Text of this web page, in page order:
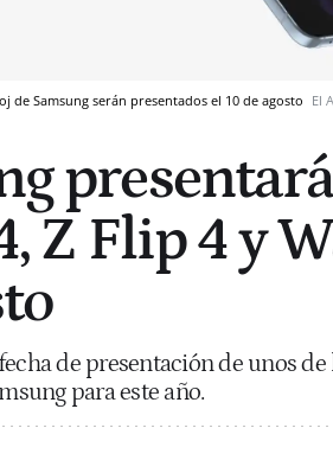
de Samsung serán presentados el 10 de agosto El
Z Flip 4 y
de presentación de unos
para este año.